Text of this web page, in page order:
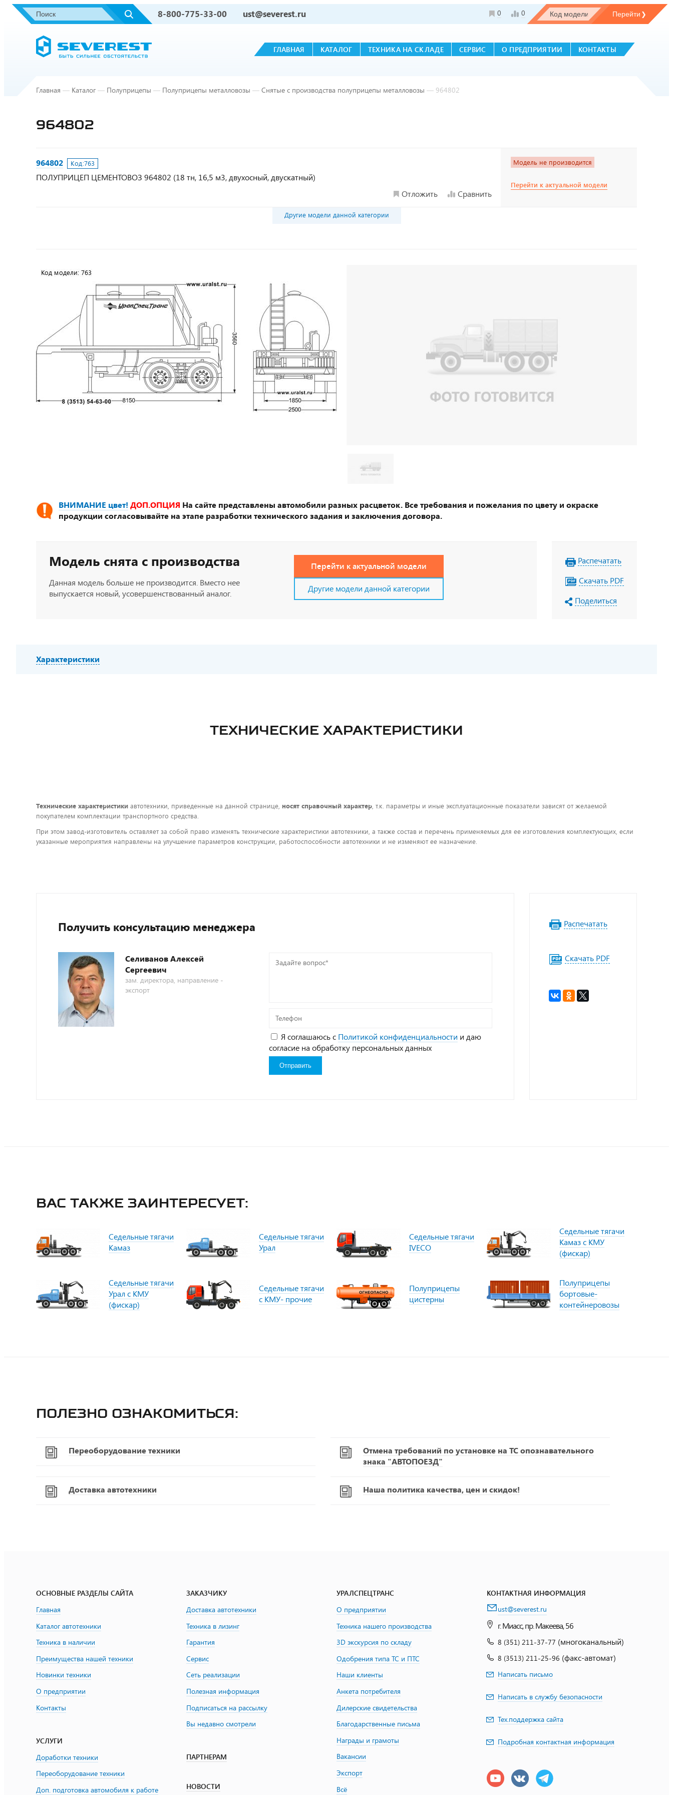
8-800-775-33-00 ust@severest.ru 0 0
ГЛАВНАЯ КАТАЛОГ ТЕХНИКА НА СКЛАДЕ СЕРВИС О ПРЕДПРИЯТИИ КОНТАКТЫ
Главная — Каталог — Полуприцепы — Полуприцепы металловозы — Снятые с производства полуприцепы металловозы — 964802
964802
964802 Код:763
ПОЛУПРИЦЕП ЦЕМЕНТОВОЗ 964802 (18 тн, 16,5 м3, двухосный, двускатный)
Отложить
Сравнить
Модель не производится
Перейти к актуальной модели
Другие модели данной категории
ВНИМАНИЕ цвет! ДОП.ОПЦИЯ На сайте представлены автомобили разных расцветок. Все требования и пожелания по цвету и окраске
продукции согласовывайте на этапе разработки технического задания и заключения договора.
Модель снята с производства
Данная модель больше не производится. Вместо нее
выпускается новый, усовершенствованный аналог.
Перейти к актуальной модели
Другие модели данной категории
Распечатать
Скачать PDF
Поделиться
Характеристики
ТЕХНИЧЕСКИЕ ХАРАКТЕРИСТИКИ
Технические характеристики автотехники, приведенные на данной странице, носят справочный характер, т.к. параметры и иные эксплуатационные показатели зависят от желаемой
покупателем комплектации транспортного средства.
При этом завод-изготовитель оставляет за собой право изменять технические характеристики автотехники, а также состав и перечень применяемых для ее изготовления комплектующих, если
указанные мероприятия направлены на улучшение параметров конструкции, работоспособности автотехники и не изменяют ее назначение.
Получить консультацию менеджера
Селиванов Алексей
Сергеевич
зам. директора, направление -
экспорт
Задайте
Телефон
Я соглашаюсь с Политикой конфиденциальности и даю
согласие на обработку персональных данных
Распечатать
Скачать PDF
Вас также заинтересует:
Седельные тягачи
Камаз
Седельные тягачи
Урал
Седельные тягачи
IVECO
Седельные тягачи
Камаз с КМУ
(фискар)
Седельные тягачи
Урал с КМУ
(фискар)
Седельные тягачи
с КМУ- прочие
Полуприцепы
цистерны
Полуприцепы
бортовые-
контейнеровозы
Полезно ознакомиться:
Переоборудование техники
Отмена требований по установке на ТС опознавательного
знака "АВТОПОЕЗД"
Доставка автотехники Наша политика качества, цен и скидок!
ОСНОВНЫЕ РАЗДЕЛЫ САЙТА
Главная
Каталог автотехники
Техника в наличии
Преимущества нашей техники
Новинки техники
О предприятии
Контакты
УСЛУГИ
Доработки техники
Переоборудование техники
Доп. подготовка автомобиля к работе
ЗАКАЗЧИКУ
Доставка автотехники
Техника в лизинг
Гарантия
Сервис
Сеть реализации
Полезная информация
Подписаться на рассылку
Вы недавно смотрели
ПАРТНЕРАМ
НОВОСТИ
УРАЛСПЕЦТРАНС
О предприятии
Техника нашего производства
3D экскурсия по складу
Одобрения типа ТС и ПТС
Наши клиенты
Анкета потребителя
Дилерские свидетельства
Благодарственные письма
Награды и грамоты
Вакансии
Экспорт
Всё
КОНТАКТНАЯ ИНФОРМАЦИЯ
ust@severest.ru
г. Миасс, пр. Макеева, 56
8 (351) 211-37-77 (многоканальный)
8 (3513) 211-25-96 (факс-автомат)
Написать письмо
Написать в службу безопасности
Тех.поддержка сайта
Подробная контактная информация